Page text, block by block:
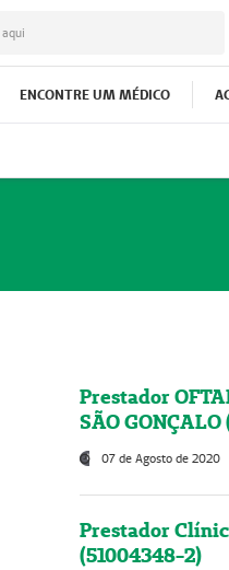
aqui
ENCONTRE UM MÉDICO
Prestador
SÃO
07 de Agosto de 2020
Prestador
(51004348-2)